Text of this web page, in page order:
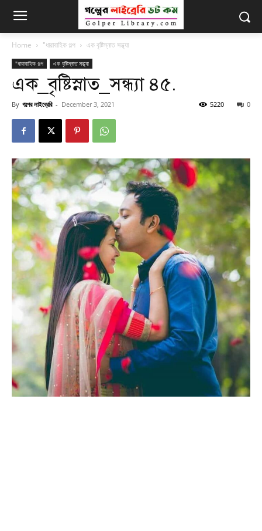
Home "ধারাবাহিক গল্প এক বৃষ্টিস্নাত সন্ধ্যা
"ধারাবাহিক গল্প এক বৃষ্টিস্নাত সন্ধ্যা
এক_বৃষ্টিস্নাত_সন্ধ্যা ৪৫.
By গল্পের লাইব্রেরি - December 3, 2021 0
5220